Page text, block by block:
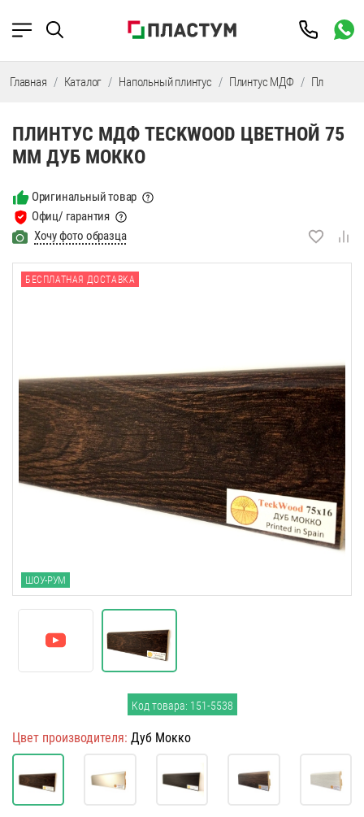
Главная Каталог Напольный плинтус Плинтус МДФ Плинтус
ПЛИНТУС МДФ TECKWOOD ЦВЕТНОЙ 75
ММ ДУБ МОККО
Оригинальный товар
Офиц/ гарантия
Хочу фото образца
БЕСПЛАТНАЯ ДОСТАВКА
ШОУ-РУМ
Код товара: 151-5538
Цвет производителя: Дуб Мокко